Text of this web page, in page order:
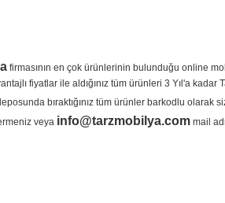
firmasının en çok ürünlerinin bulunduğu online
fiyatlar ile aldığınız tüm ürünleri 3 Yıl'a
bıraktığınız tüm ürünler barkodlu olarak
veya info@tarzmobilya.com mail
Teslimat